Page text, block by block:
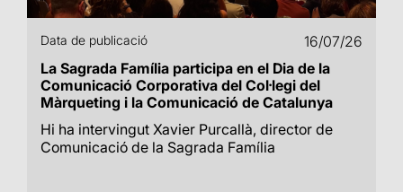
Data de publicació
16/07/26
La Sagrada Família participa en el Dia de la
Comunicació Corporativa del Col·legi del
Màrqueting i la Comunicació de Catalunya
Hi ha intervingut Xavier Purcallà, director de
Comunicació de la Sagrada Família